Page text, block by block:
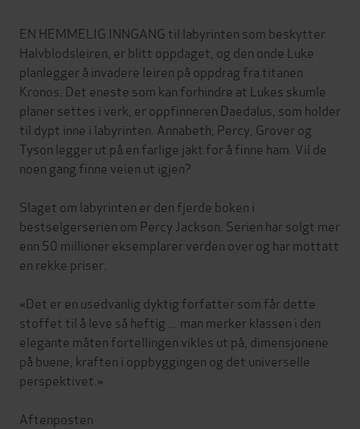
EN HEMMELIG INNGANG til labyrinten som beskytter
Halvblodsleiren, er blitt oppdaget, og den onde Luke
planlegger å invadere leiren på oppdrag fra titanen
Kronos. Det eneste som kan forhindre at Lukes skumle
planer settes i verk, er oppfinneren Daedalus, som holder
til dypt inne i labyrinten. Annabeth, Percy, Grover og
Tyson legger ut på en farlige jakt for å finne ham. Vil de
noen gang finne veien ut igjen?
Slaget om labyrinten er den fjerde boken i
bestselgerserien om Percy Jackson. Serien har solgt mer
enn 50 millioner eksemplarer verden over og har mottatt
en rekke priser.
«Det er en usedvanlig dyktig forfatter som får dette
stoffet til å leve så heftig ... man merker klassen i den
elegante måten fortellingen vikles ut på, dimensjonene
på buene, kraften i oppbyggingen og det universelle
perspektivet.»
Aftenposten